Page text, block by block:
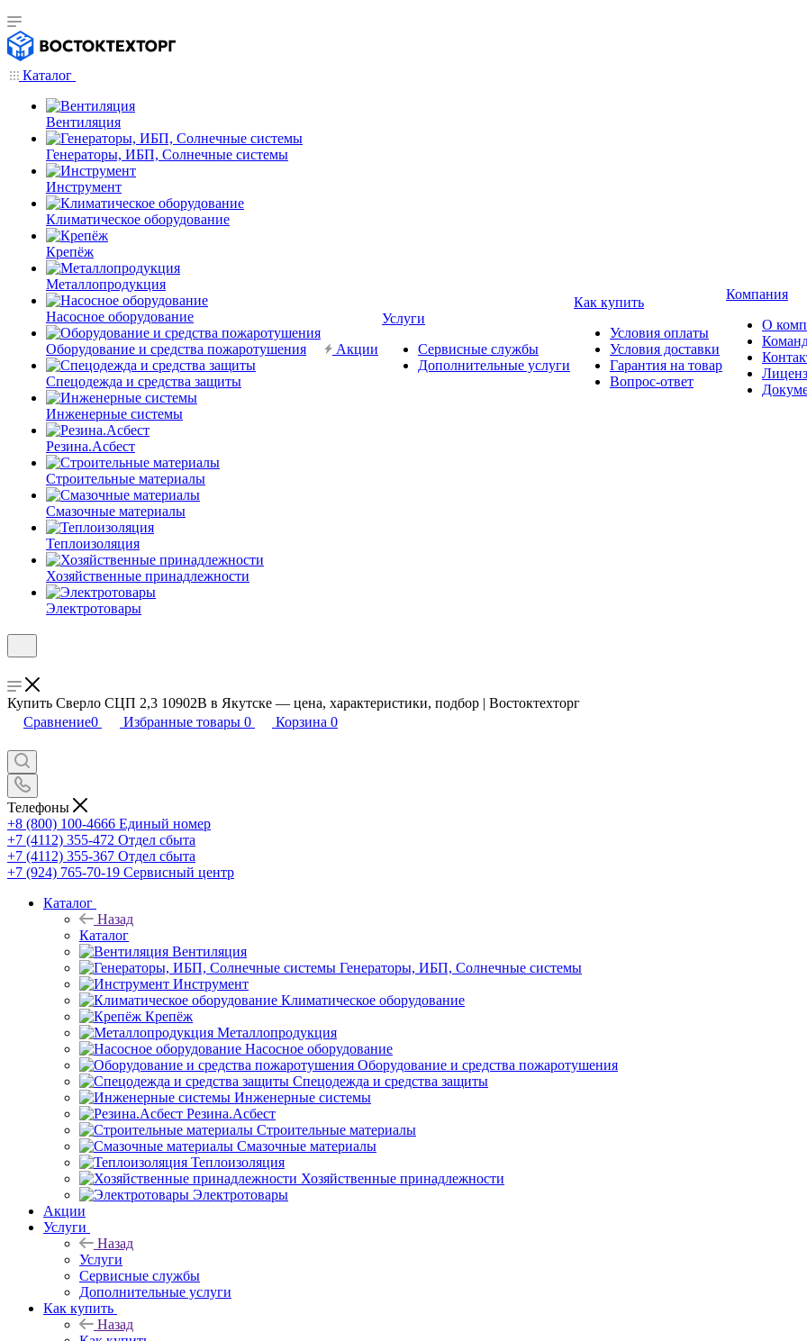
Каталог
Вентиляция
Генераторы, ИБП, Солнечные системы
Инструмент
Климатическое оборудование
Крепёж
Металлопродукция
Насосное оборудование
Оборудование и средства пожаротушения
Спецодежда и средства защиты
Инженерные системы
Резина.Асбест
Строительные материалы
Смазочные материалы
Теплоизоляция
Хозяйственные принадлежности
Электротовары
Акции
Услуги
Сервисные службы
Дополнительные услуги
Как купить
Условия оплаты
Условия доставки
Гарантия на товар
Вопрос-ответ
Компания
О
Купить Сверло СЦП 2,3 10902В в Якутске — цена, характеристики, подбор | Востоктехторг
Сравнение0 Избранные товары 0 Корзина 0
Телефоны
+8 (800) 100-4666 Единый номер
+7 (4112) 355-472 Отдел сбыта
+7 (4112) 355-367 Отдел сбыта
+7 (924) 765-70-19 Сервисный центр
Каталог
Назад
Каталог
Вентиляция
Генераторы, ИБП, Солнечные системы
Инструмент
Климатическое оборудование
Крепёж
Металлопродукция
Насосное оборудование
Оборудование и средства пожаротушения
Спецодежда и средства защиты
Инженерные системы
Резина.Асбест
Строительные материалы
Смазочные материалы
Теплоизоляция
Хозяйственные принадлежности
Электротовары
Акции
Услуги
Назад
Услуги
Сервисные службы
Дополнительные услуги
Как купить
Назад